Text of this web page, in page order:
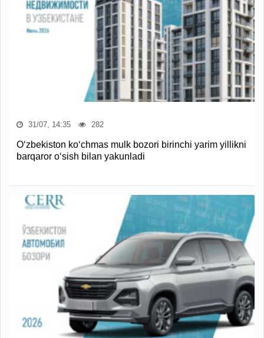
31/07, 14:35 282
O‘zbekiston ko‘chmas mulk bozori birinchi yarim yillikni
barqaror o‘sish bilan yakunladi